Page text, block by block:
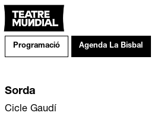
Programació Agenda La Bisbal
Sorda
Cicle Gaudí